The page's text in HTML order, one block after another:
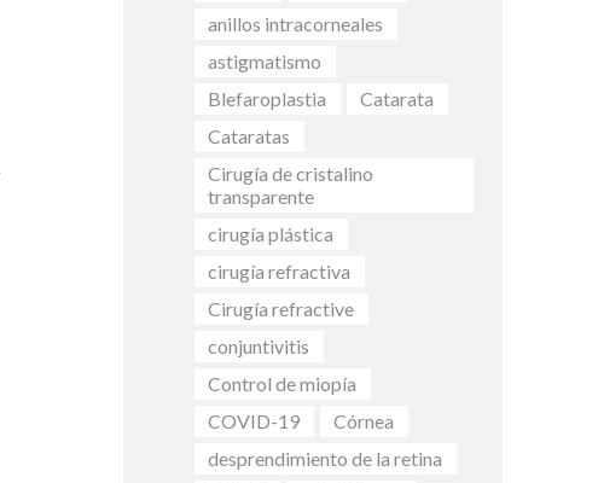
anillos intracorneales
astigmatismo
Blefaroplastia
Catarata
Cataratas
Cirugía de cristalino
transparente
cirugía plástica
cirugía refractiva
Cirugía refractive
conjuntivitis
Control de miopía
COVID-19
Córnea
desprendimiento de la retina